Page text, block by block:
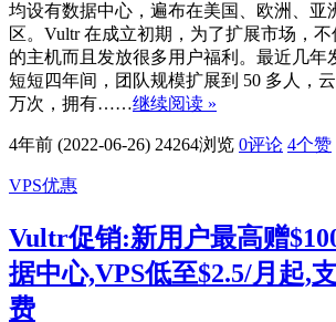
均设有数据中心，遍布在美国、欧洲、亚
区。Vultr 在成立初期，为了扩展市场，
的主机而且发放很多用户福利。最近几年
短短四年间，团队规模扩展到 50 多人，
万次，拥有……继续阅读 »
4年前 (2022-06-26) 24264浏览 0评论 4个赞
VPS优惠
Vultr促销:新用户最高赠
据中心,VPS低至$2.5/月起,
费